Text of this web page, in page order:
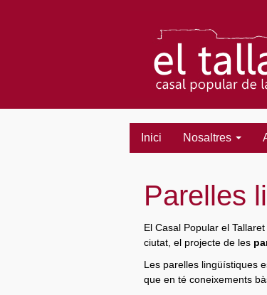
Inici Nosaltres
Parelles
El Casal Popular el
ciutat, el projecte de les
Les parelles lingüístiques
que en té coneixements